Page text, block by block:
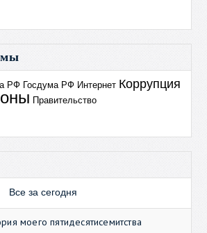
РФ Госдума РФ Интернет Коррупция
Правительство
Все за сегодня
моего пятидесятисемитства